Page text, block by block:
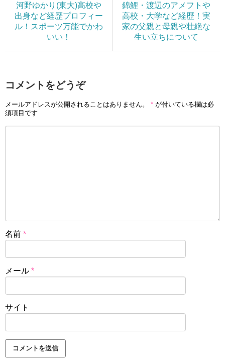
河野ゆかり(東大)高校や
出身など経歴プロフィー
ル！スポーツ万能でかわ
いい！
錦鯉・渡辺のアメフトや
高校・大学など経歴！実
家の父親と母親や壮絶な
生い立ちについて
コメントをどうぞ
メールアドレスが公開されることはありません。 * が付いている欄は必
須項目です
名前 *
メール *
サイト